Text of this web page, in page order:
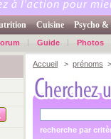
Cuisine Psycho &
Guide Photos
Accueil > prénoms
recherche par